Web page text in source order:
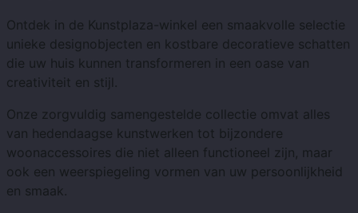
Ontdek in de Kunstplaza-winkel een smaakvolle selectie
unieke designobjecten en kostbare decoratieve schatten
die uw huis kunnen transformeren in een oase van
creativiteit en stijl.
Onze zorgvuldig samengestelde collectie omvat alles
van hedendaagse kunstwerken tot bijzondere
woonaccessoires die niet alleen functioneel zijn, maar
ook een weerspiegeling vormen van uw persoonlijkheid
en smaak.